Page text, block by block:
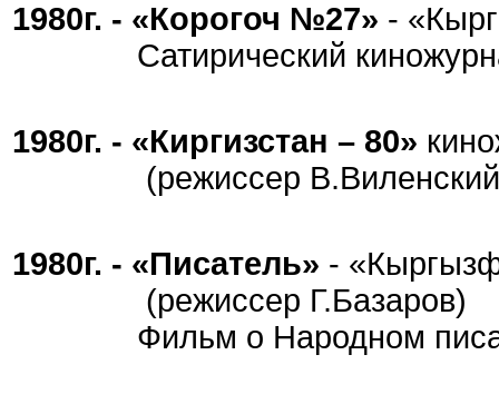
1980г. - «Корогоч №27» -
Сатирический
1980г. - «Киргизстан – 80»
(режиссер
1980г. - «Писатель» -
(режиссер Г.Базаров)
Фильм о Народном